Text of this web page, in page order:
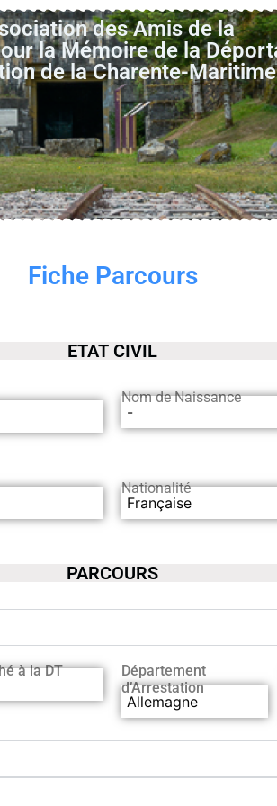
des Amis de la
la Mémoire de la
de la Charente-Maritime
Fiche Parcours
ETAT CIVIL
Nom de Naissance
-
Nationalité
Française
PARCOURS
à la DT
Département
d’Arrestation
Allemagne